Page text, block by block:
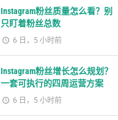
Instagram粉丝质量怎么看？别
只盯着粉丝总数
6 日，5 小时前
Instagram粉丝增长怎么规划？
一套可执行的四周运营方案
6 日，5 小时前